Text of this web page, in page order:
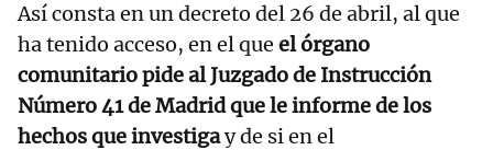
Así consta en un decreto del 26 de abril, al que
ha tenido acceso, en el que el órgano
comunitario pide al Juzgado de Instrucción
Número 41 de Madrid que le informe de los
hechos que investigay de si en el